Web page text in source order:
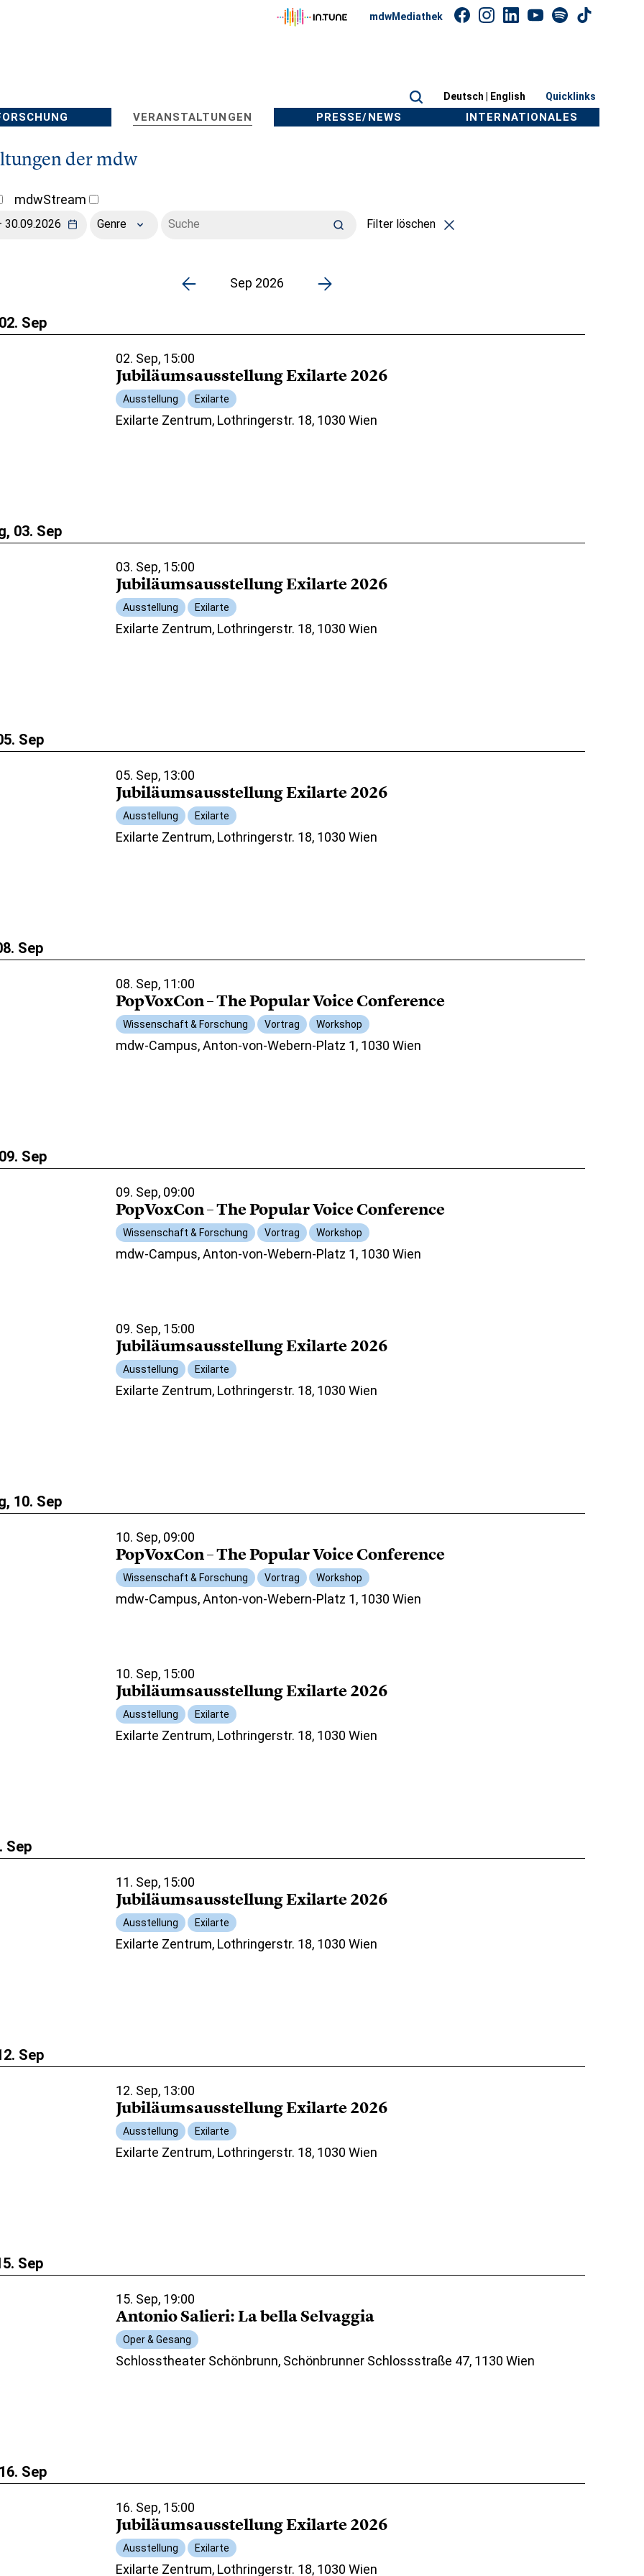
mdwMediathek
Deutsch | English Quicklinks
VERANSTALTUNGEN PRESSE/NEWS INTERNATIONALES
der mdw
mdwStream
Genre Filter löschen
Sep 2026
Sep
02. Sep, 15:00
Jubiläumsausstellung Exilarte 2026
Ausstellung Exilarte
Exilarte Zentrum, Lothringerstr. 18, 1030 Wien
03. Sep
03. Sep, 15:00
Jubiläumsausstellung Exilarte 2026
Ausstellung Exilarte
Exilarte Zentrum, Lothringerstr. 18, 1030 Wien
Sep
05. Sep, 13:00
Jubiläumsausstellung Exilarte 2026
Ausstellung Exilarte
Exilarte Zentrum, Lothringerstr. 18, 1030 Wien
Sep
08. Sep, 11:00
PopVoxCon – The Popular Voice Conference
Wissenschaft & Forschung Vortrag Workshop
mdw-Campus, Anton-von-Webern-Platz 1, 1030 Wien
Sep
09. Sep, 09:00
PopVoxCon – The Popular Voice Conference
Wissenschaft & Forschung Vortrag Workshop
mdw-Campus, Anton-von-Webern-Platz 1, 1030 Wien
09. Sep, 15:00
Jubiläumsausstellung Exilarte 2026
Ausstellung Exilarte
Exilarte Zentrum, Lothringerstr. 18, 1030 Wien
10. Sep
10. Sep, 09:00
PopVoxCon – The Popular Voice Conference
Wissenschaft & Forschung Vortrag Workshop
mdw-Campus, Anton-von-Webern-Platz 1, 1030 Wien
10. Sep, 15:00
Jubiläumsausstellung Exilarte 2026
Ausstellung Exilarte
Exilarte Zentrum, Lothringerstr. 18, 1030 Wien
Sep
11. Sep, 15:00
Jubiläumsausstellung Exilarte 2026
Ausstellung Exilarte
Exilarte Zentrum, Lothringerstr. 18, 1030 Wien
Sep
12. Sep, 13:00
Jubiläumsausstellung Exilarte 2026
Ausstellung Exilarte
Exilarte Zentrum, Lothringerstr. 18, 1030 Wien
Sep
15. Sep, 19:00
Antonio Salieri: La bella Selvaggia
Oper & Gesang
Schlosstheater Schönbrunn, Schönbrunner Schlossstraße 47, 1130 Wien
Sep
16. Sep, 15:00
Jubiläumsausstellung Exilarte 2026
Ausstellung Exilarte
Exilarte Zentrum, Lothringerstr. 18, 1030 Wien